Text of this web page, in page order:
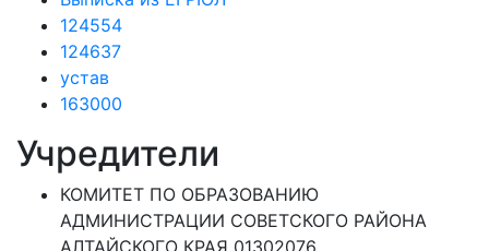
124554
124637
устав
163000
Учредители
КОМИТЕТ ПО ОБРАЗОВАНИЮ
АДМИНИСТРАЦИИ СОВЕТСКОГО РАЙОНА
АЛТАЙСКОГО КРАЯ 01302076